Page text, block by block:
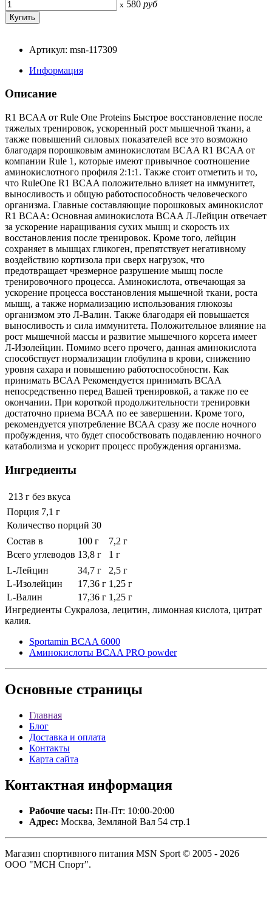
x 580 руб
Артикул: msn-117309
Информация
Описание
R1 BCAA от Rule One Proteins Быстрое восстановление после
тяжелых тренировок, ускоренный рост мышечной ткани, а
также повышений силовых показателей все это возможно
благодаря порошковым аминокислотам BCAA R1 BCAA от
компании Rule 1, которые имеют привычное соотношение
аминокислотного профиля 2:1:1. Также стоит отметить и то,
что RuleOne R1 BCAA положительно влияет на иммунитет,
выносливость и общую работоспособность человеческого
организма. Главные составляющие порошковых аминокислот
R1 BCAA: Основная аминокислота BCAA Л-Лейцин отвечает
за ускорение наращивания сухих мышц и скорость их
восстановления после тренировок. Кроме того, лейцин
сохраняет в мышцах гликоген, препятствует негативному
воздействию кортизола при сверх нагрузок, что
предотвращает чрезмерное разрушение мышц после
тренировочного процесса. Аминокислота, отвечающая за
ускорение процесса восстановления мышечной ткани, роста
мышц, а также нормализацию использования глюкозы
организмом это Л-Валин. Также благодаря ей повышается
выносливость и сила иммунитета. Положительное влияние на
рост мышечной массы и развитие мышечного корсета имеет
Л-Изолейцин. Помимо всего прочего, данная аминокислота
способствует нормализации глобулина в крови, снижению
уровня сахара и повышению работоспособности. Как
принимать BCAA Рекомендуется принимать ВСАА
непосредственно перед Вашей тренировкой, а также по ее
окончании. При короткой продолжительности тренировки
достаточно приема ВСАА по ее завершении. Кроме того,
рекомендуется употребление ВСАА сразу же после ночного
пробуждения, что будет способствовать подавлению ночного
катаболизма и ускорит процесс пробуждения организма.
Ингредиенты
213 г без вкуса
Порция 7,1 г
Количество порций 30
Состав в
100 г
7,2 г
Всего углеводов 13,8 г
1 г
L-Лейцин
34,7 г
2,5 г
L-Изолейцин
17,36 г 1,25 г
L-Валин
17,36 г 1,25 г
Ингредиенты Cукралоза, лецитин, лимонная кислота, цитрат
калия.
Sportamin BCAA 6000
Аминокислоты BCAA PRO powder
Основные страницы
Главная
Блог
Доставка и оплата
Контакты
Карта сайта
Контактная информация
Рабочие часы: Пн-Пт: 10:00-20:00
Адрес: Москва, Земляной Вал 54 стр.1
Магазин спортивного питания MSN Sport © 2005 - 2026
ООО "МСН Спорт".